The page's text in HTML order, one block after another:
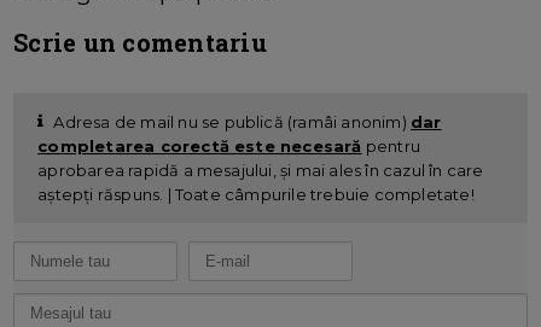
Scrie un comentariu
Adresa de mail nu se publică (ramâi anonim) dar
completarea corectă este necesară pentru
aprobarea rapidă a mesajului, și mai ales în cazul în care
aștepți răspuns. | Toate câmpurile trebuie completate!